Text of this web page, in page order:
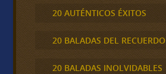
20 AUTÉNTICOS ÉXITOS
20 BALADAS DEL RECUERDO
20 BALADAS INOLVIDABLES